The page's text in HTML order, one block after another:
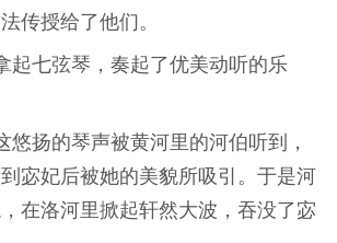
传授给了他们。
起七弦琴，奏起了优美动听的乐
悠扬的琴声被黄河里的河伯听到，
宓妃后被她的美貌所吸引。于是河
在洛河里掀起轩然大波，吞没了宓